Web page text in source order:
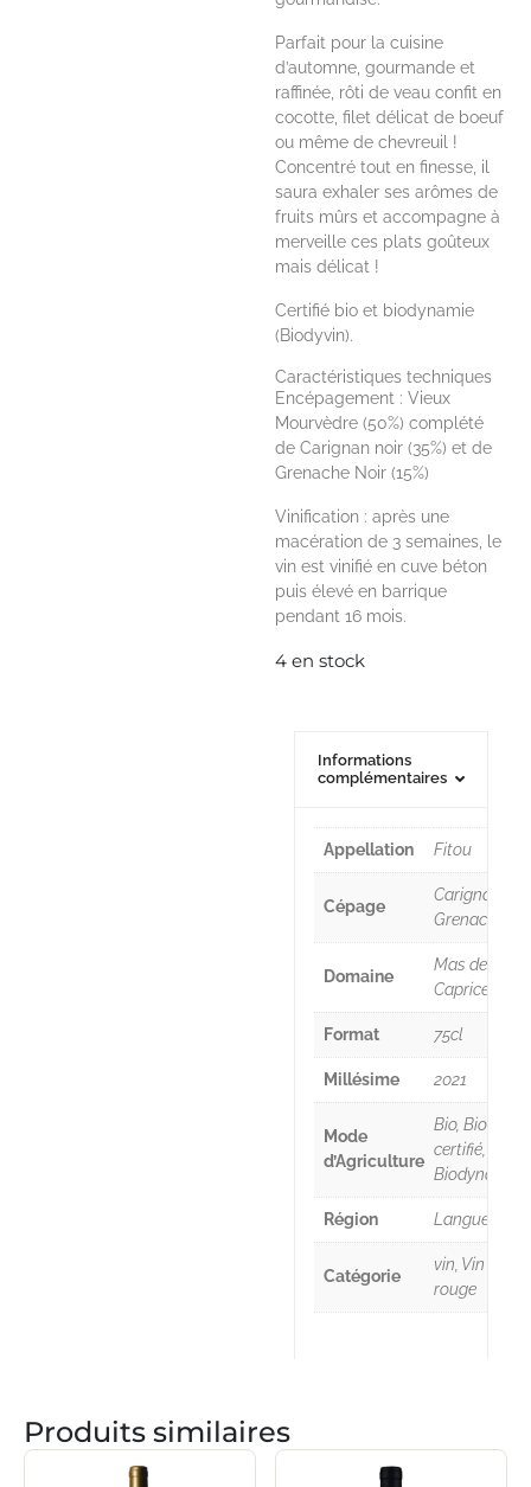
Parfait pour la cuisine
d’automne, gourmande et
raffinée, rôti de veau confit en
cocotte, filet délicat de boeuf
ou même de chevreuil !
Concentré tout en finesse, il
saura exhaler ses arômes de
fruits mûrs et accompagne à
merveille ces plats goûteux
mais délicat !
Certifié bio et biodynamie
(Biodyvin).
Caractéristiques techniques
Encépagement : Vieux
Mourvèdre (50%) complété
de Carignan noir (35%) et de
Grenache Noir (15%)
Vinification : après une
macération de 3 semaines, le
vin est vinifié en cuve béton
puis élevé en barrique
pendant 16 mois.
4 en stock
Informations
complémentaires
Appellation Fitou
Cépage
Carignan,
Grenache
Domaine
Mas des
Caprices
Format 75cl
Millésime 2021
Mode
d’Agriculture
Bio, Bio
certifié,
Biodynamie
Région Languedoc
Catégorie
vin, Vin
rouge
Produits similaires